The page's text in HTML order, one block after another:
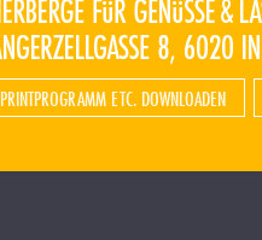
PRINTPROGRAMM ETC. DOWNLOADEN